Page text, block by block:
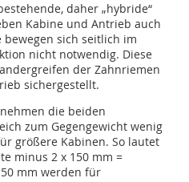
daher „hybride“
Kabine und Antrieb auch
bewegen sich seitlich im
nicht notwendig. Diese
der Zahnriemen
sichergestellt.
die beiden
zum Gegengewicht wenig
größere Kabinen. So lautet
minus 2 x 150 mm =
mm werden für